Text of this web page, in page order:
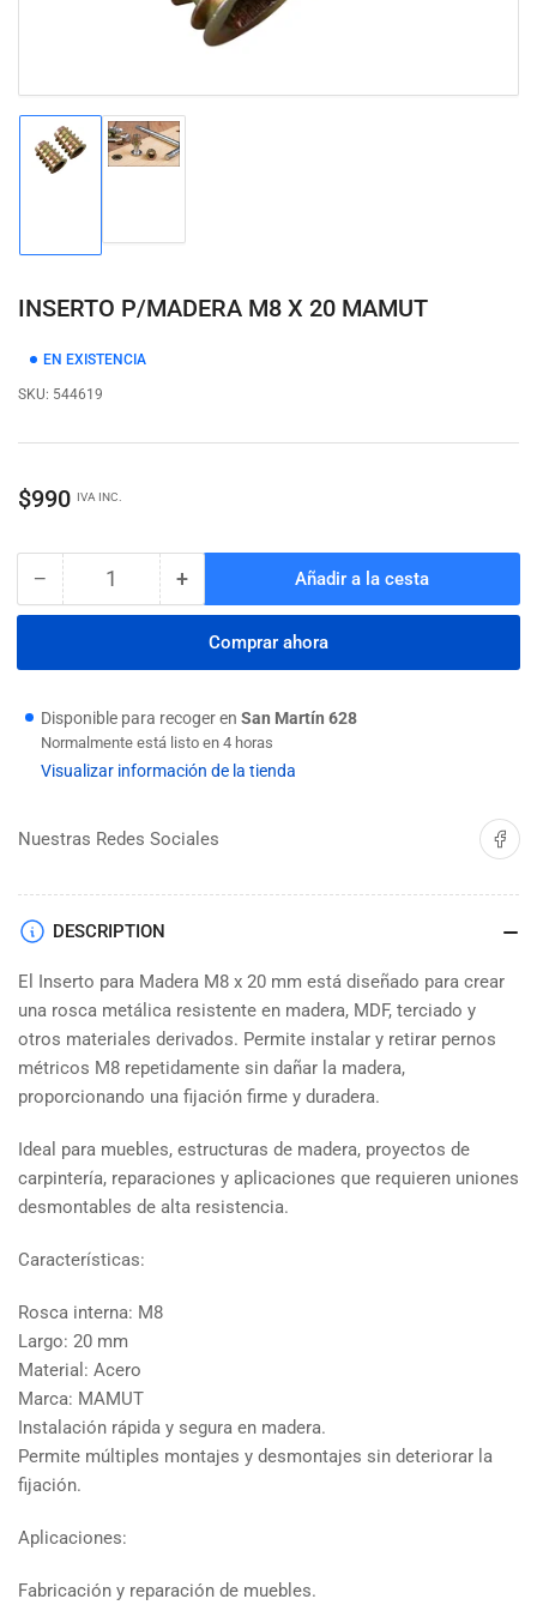
de
galería
en
galería
INSERTO P/MADERA M8 X 20 MAMUT
EN EXISTENCIA
SKU: 544619
Precio
$990 IVA INC.
− Reducir
cantidad
INSERTO
M8
X
20
Cantidad +Aumentar
cantidad
para
INSERTO
M8
X
20
Añadir a la cesta
Comprar ahora
Disponible para recoger en San Martín 628
Normalmente está listo en 4 horas
Visualizar información de la tienda
Nuestras Redes Sociales Compartir
DESCRIPTION
El Inserto para Madera M8 x 20 mm está diseñado para crear
una rosca metálica resistente en madera, MDF, terciado y
otros materiales derivados. Permite instalar y retirar pernos
métricos M8 repetidamente sin dañar la madera,
proporcionando una fijación firme y duradera.
Ideal para muebles, estructuras de madera, proyectos de
carpintería, reparaciones y aplicaciones que requieren uniones
desmontables de alta resistencia.
Características:
Rosca interna: M8
Largo: 20 mm
Material: Acero
Marca: MAMUT
Instalación rápida y segura en madera.
Permite múltiples montajes y desmontajes sin deteriorar la
fijación.
Aplicaciones:
Fabricación y reparación de muebles.